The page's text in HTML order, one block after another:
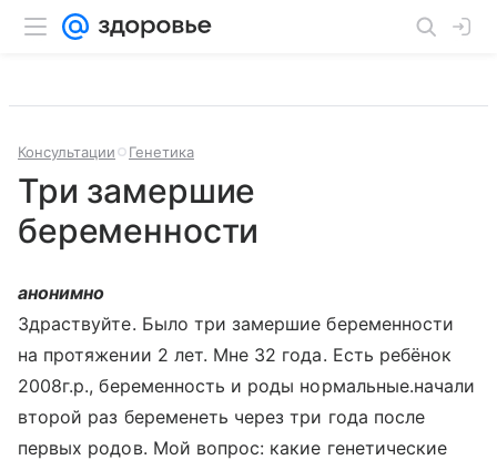
Консультации Генетика
Три замершие
беременности
анонимно
Здраствуйте. Было три замершие беременности
на протяжении 2 лет. Мне 32 года. Есть ребёнок
2008г.р., беременность и роды нормальные.начали
второй раз беременеть через три года после
первых родов. Мой вопрос: какие генетические